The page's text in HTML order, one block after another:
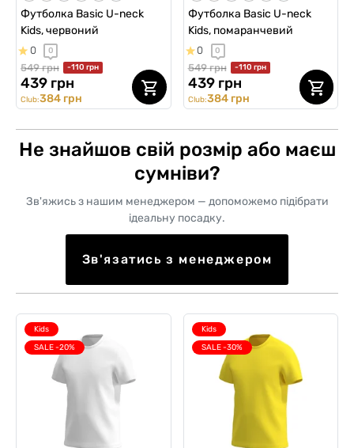
Футболка Basic U-neck
Kids, червоний
0 0
549 грн -110 грн
439 грн
Club:384 грн
Футболка Basic U-neck
Kids, помаранчевий
0 0
549 грн -110 грн
439 грн
Club:384 грн
Не знайшов свій розмір або маєш
сумніви?
Зв'яжись з нашим менеджером — допоможемо підібрати
ідеальну посадку.
Зв'язатись з менеджером
Kids
SALE -20%
Kids
SALE -30%